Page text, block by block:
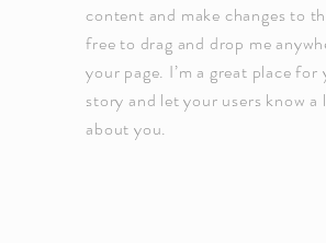
content and make changes to
free to drag and drop me
your page. I’m a great place for
story and let your users know
about you.